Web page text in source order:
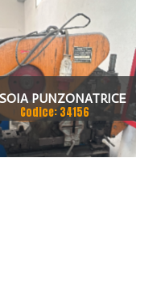
PUNZONATRICE
MECCANICA
IRON WORKER
Codice: 34156